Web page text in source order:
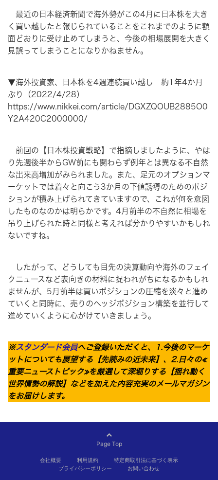
最近の日本経済新聞で海外勢がこの4月に日本株を大き
く買い越したと報じられていることをこれまでのように額
面どおりに受け止めてしまうと、今後の相場展開を大きく
見誤ってしまうことになりかねません。
▼海外投資家、日本株を4週連続買い越し 約1年4か月
ぶり（2022/4/28）
https://www.nikkei.com/article/DGXZQOUB2885O0
Y2A420C2000000/
前回の【日本株投資戦略】で指摘しましたように、やは
り先週後半からGW前にも関わらず例年とは異なる不自然
な出来高増加がみられました。また、足元のオプションマ
ーケットでは着々と向こう3か月の下値誘導のためのポジ
ションが積み上げられてきていますので、これが何を意図
したものなのかは明らかです。4月前半の不自然に相場を
吊り上げられた時と同様と考えれば分かりやすいかもしれ
ないですね。
したがって、どうしても目先の決算動向や海外のフェイ
クニュースなど表向きの材料に捉われがちになるかもしれ
ませんが、5月前半は買いポジションの圧縮を淡々と進め
ていくと同時に、売りのヘッジポジション構築を並行して
進めていくように心がけていきましょう。
※スタンダード会員へご登録いただくと、1.今後のマーケ
ットについても展望する【先読みの近未来】、2.日々の≪
重要ニューストピック≫を厳選して深堀りする【揺れ動く
世界情勢の解説】などを加えた内容充実のメールマガジン
をお届けします。
Page Top
会社概要 利用規約
特定商取引法に基づく表示
プライバシーポリシー
お問い合わせ